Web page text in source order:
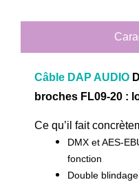
Câble DAP AUDIO
broches FL09-20 :
Ce qu’il fait
DMX et AES-
fonction
Double